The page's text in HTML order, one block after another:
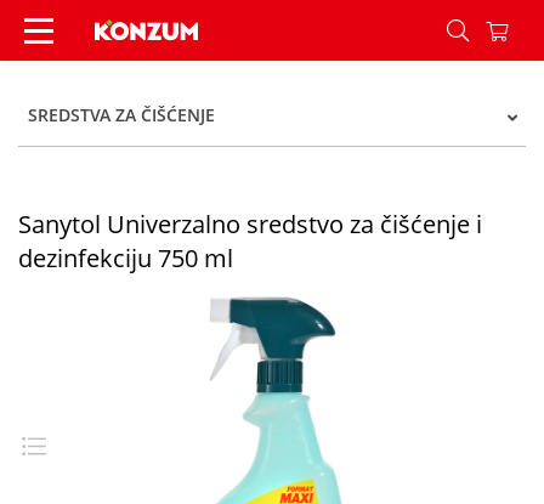
Sanytol Univerzalno sredstvo za čišćenje i
SREDSTVA ZA ČIŠĆENJE
Sanytol Univerzalno sredstvo za čišćenje i
dezinfekciju 750 ml